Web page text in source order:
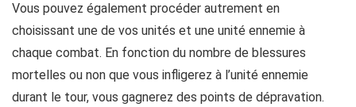
Vous pouvez également procéder autrement en
choisissant une de vos unités et une unité ennemie à
chaque combat. En fonction du nombre de blessures
mortelles ou non que vous infligerez à l’unité ennemie
durant le tour, vous gagnerez des points de dépravation.